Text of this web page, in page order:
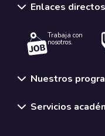
Enlaces directos
Trabaja con
nosotros.
Nuestros
Servicios